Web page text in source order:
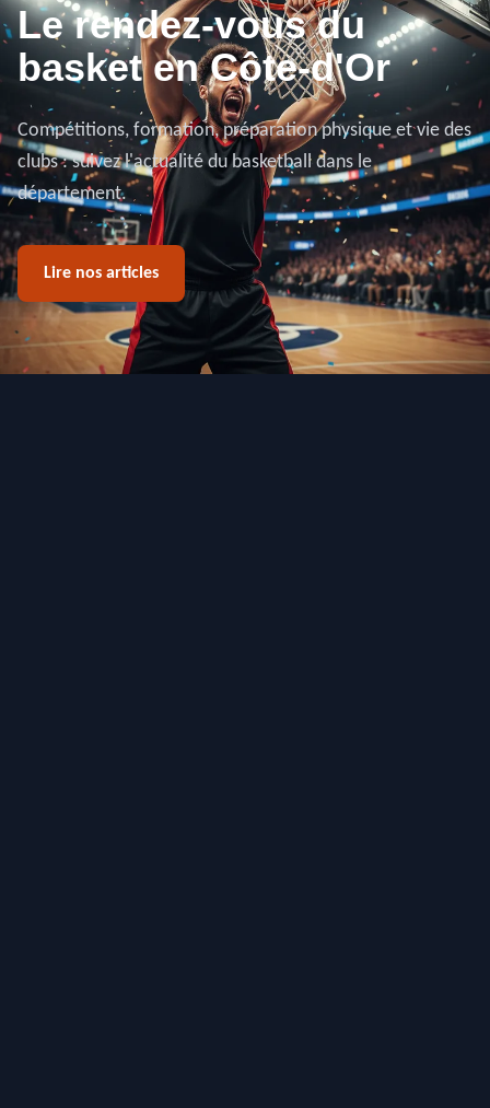
Le rendez-vous du
basket en Côte-d'Or
Compétitions, formation, préparation physique et vie des
clubs : suivez l'actualité du basketball dans le
département.
Lire nos articles